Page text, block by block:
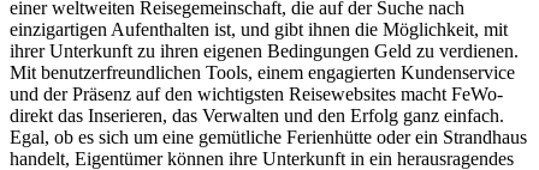
einer weltweiten Reisegemeinschaft, die auf der Suche nach
einzigartigen Aufenthalten ist, und gibt ihnen die Möglichkeit, mit
ihrer Unterkunft zu ihren eigenen Bedingungen Geld zu verdienen.
Mit benutzerfreundlichen Tools, einem engagierten Kundenservice
und der Präsenz auf den wichtigsten Reisewebsites macht FeWo-
direkt das Inserieren, das Verwalten und den Erfolg ganz einfach.
Egal, ob es sich um eine gemütliche Ferienhütte oder ein Strandhaus
handelt, Eigentümer können ihre Unterkunft in ein herausragendes